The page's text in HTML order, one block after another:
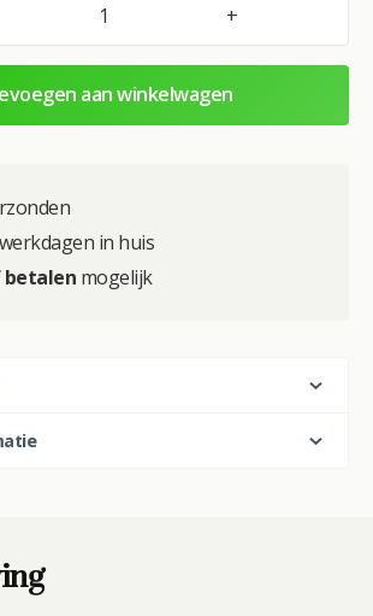
+
aan winkelwagen
in huis
mogelijk